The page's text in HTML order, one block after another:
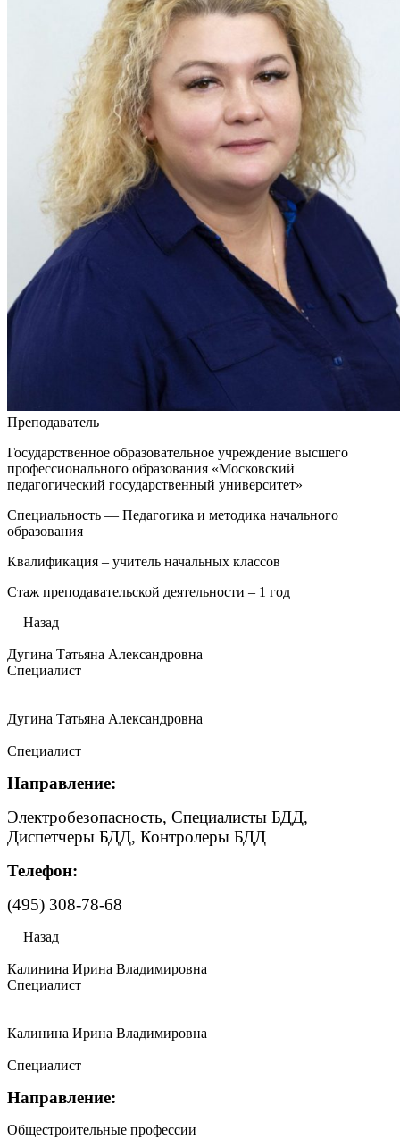
Преподаватель
Государственное образовательное учреждение высшего
профессионального образования «Московский
педагогический государственный университет»
Специальность — Педагогика и методика начального
образования
Квалификация – учитель начальных классов
Стаж преподавательской деятельности – 1 год
Назад
Дугина Татьяна Александровна
Специалист
Дугина Татьяна Александровна
Специалист
Направление:
Электробезопасность, Специалисты БДД,
Диспетчеры БДД, Контролеры БДД
Телефон:
(495) 308-78-68
Назад
Калинина Ирина Владимировна
Специалист
Калинина Ирина Владимировна
Специалист
Направление:
Общестроительные профессии